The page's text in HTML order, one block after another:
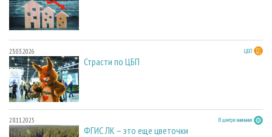
23.03.2026 ЦБП
Страсти по ЦБП
28.11.2025 В центре внимания
ФГИС ЛК – это еще цветочки